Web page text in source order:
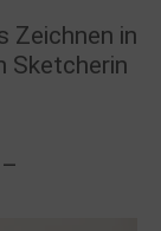
Zeichnen in
Sketcherin